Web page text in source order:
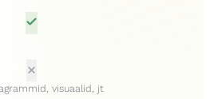
visuaalid, jt